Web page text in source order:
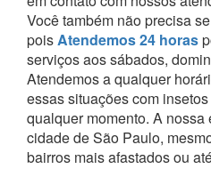
Você também não precisa
poisAtendemos 24 horas
serviços aos sábados,
Atendemos a qualquer
essas situações com
qualquer momento. A nossa
cidade de São Paulo,
bairros mais afastados ou